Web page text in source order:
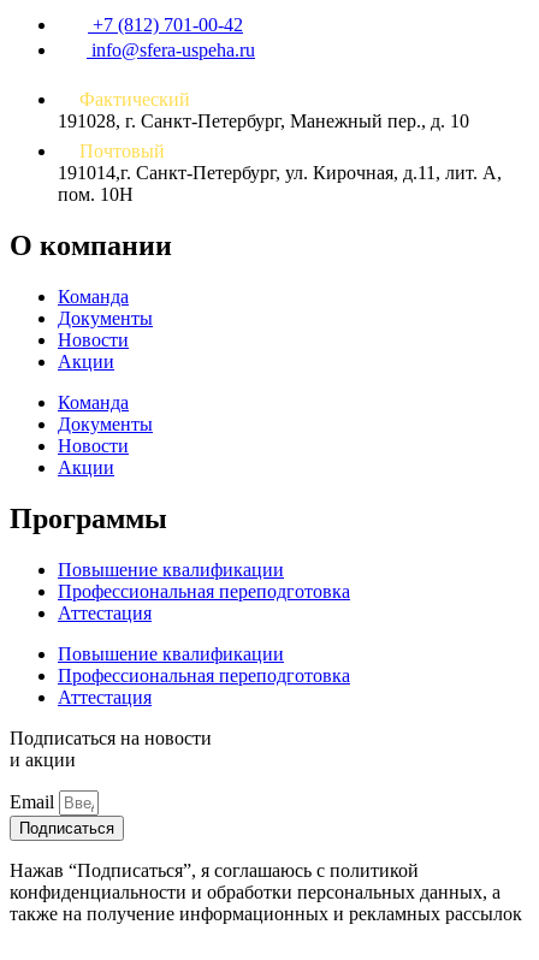
+7 (812) 701-00-42
info@sfera-uspeha.ru
Фактический
191028, г. Санкт-Петербург, Манежный пер., д. 10
Почтовый
191014,г. Санкт-Петербург, ул. Кирочная, д.11, лит. А,
пом. 10Н
О компании
Команда
Документы
Новости
Акции
Команда
Документы
Новости
Акции
Программы
Повышение квалификации
Профессиональная переподготовка
Аттестация
Повышение квалификации
Профессиональная переподготовка
Аттестация
Подписаться на новости
и акции
Email
Подписаться
Нажав “Подписаться”, я соглашаюсь с политикой
конфиденциальности и обработки персональных данных, а
также на получение информационных и рекламных рассылок